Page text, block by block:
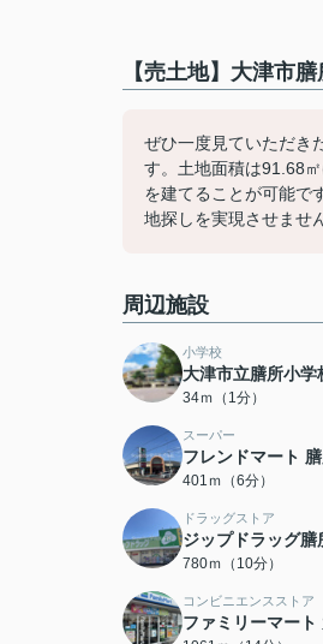
【売土地】大津市
ぜひ一度見ていただき
す。土地面積は91.68
を建てることが可能で
地探しを実現させませ
周辺施設
小学校
大津市立膳所小学
34ｍ（1分）
スーパー
フレンドマート
401ｍ（6分）
ドラッグストア
ジップドラッグ膳
780ｍ（10分）
コンビニエンスストア
ファミリーマート